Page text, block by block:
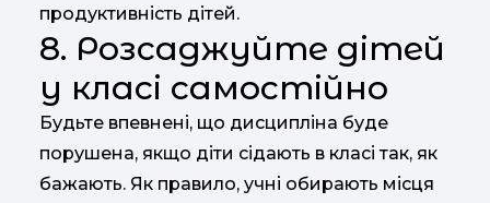
продуктивність дітей.
8. Розсаджуйте дітей
у класі самостійно
Будьте впевнені, що дисципліна буде
порушена, якщо діти сідають в класі так, як
бажають. Як правило, учні обирають місця